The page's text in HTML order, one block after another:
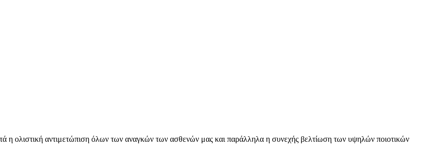
η ολιστική αντιμετώπιση όλων των αναγκών των ασθενών μας και παράλληλα η συνεχής βελτίωση των υψηλών ποιοτικών